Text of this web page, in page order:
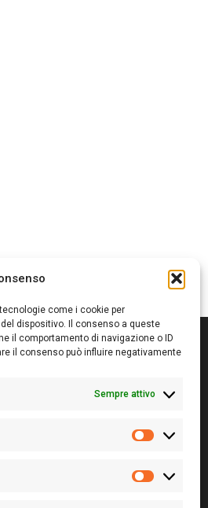
come i cookie per
dispositivo. Il consenso a queste
il comportamento di navigazione o ID
il consenso può influire negativamente
Sempre attivo
Statistiche
individuale